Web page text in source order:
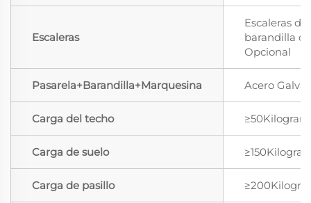
Escaleras
Escaleras
barandilla
Opcional
Pasarela+Barandilla+Marquesina Acero
Carga del techo
Carga de suelo
Carga de pasillo